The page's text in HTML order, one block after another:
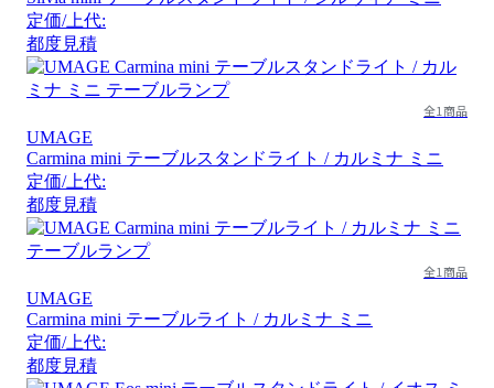
定価/上代:
都度見積
全1商品
UMAGE
Carmina mini テーブルスタンドライト / カルミナ ミニ
定価/上代:
都度見積
全1商品
UMAGE
Carmina mini テーブルライト / カルミナ ミニ
定価/上代:
都度見積